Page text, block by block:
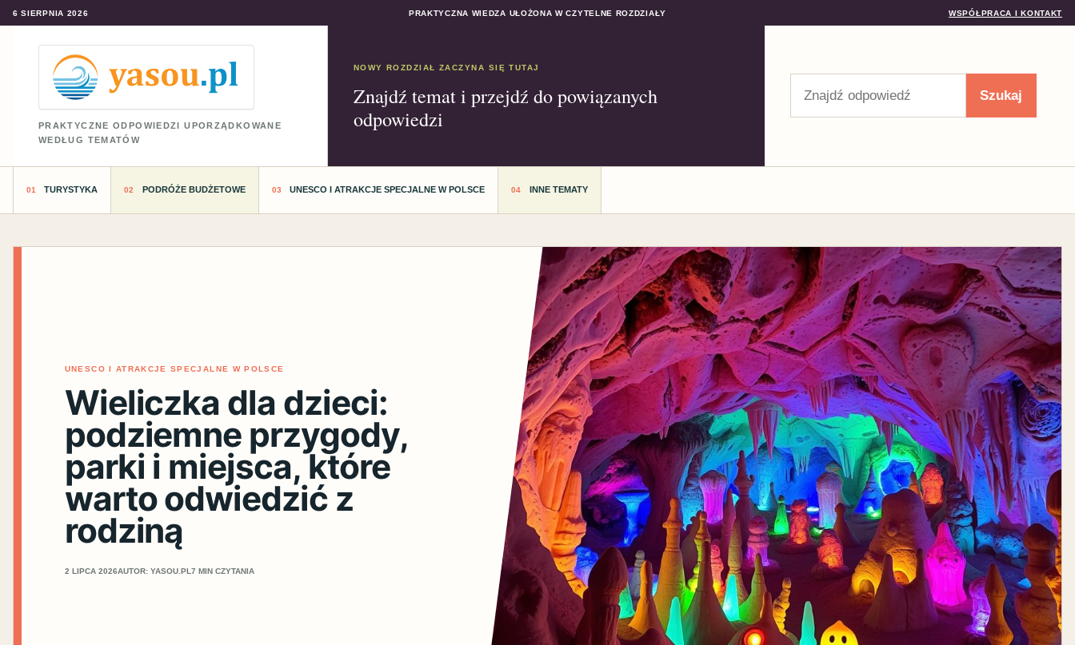
6 SIERPNIA 2026 PRAKTYCZNA WIEDZA UŁOŻONA W CZYTELNE ROZDZIAŁY WSPÓŁPRACA I KONTAKT
PRAKTYCZNE ODPOWIEDZI UPORZĄDKOWANE
WEDŁUG TEMATÓW
NOWY ROZDZIAŁ ZACZYNA SIĘ TUTAJ
Znajdź temat i przejdź do powiązanych
odpowiedzi
Szukaj
TURYSTYKA PODRÓŻE BUDŻETOWE UNESCO I ATRAKCJE SPECJALNE W POLSCE INNE TEMATY
UNESCO I ATRAKCJE SPECJALNE W POLSCE
Wieliczka dla dzieci:
podziemne przygody,
parki i miejsca, które
warto odwiedzić z
rodziną
2 LIPCA 2026AUTOR: YASOU.PL7 MIN CZYTANIA